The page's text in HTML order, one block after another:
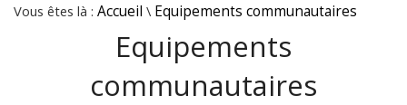
Vous êtes là : Accueil \ Equipements communautaires
Equipements
communautaires